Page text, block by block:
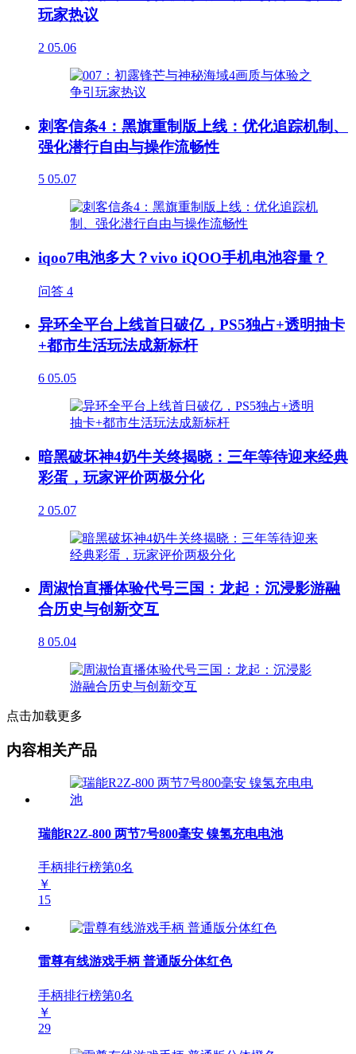
玩家热议
2 05.06
刺客信条4：黑旗重制版上线：优化追踪机制、
强化潜行自由与操作流畅性
5 05.07
iqoo7电池多大？vivo iQOO手机电池容量？
问答 4
异环全平台上线首日破亿，PS5独占+透明抽卡
+都市生活玩法成新标杆
6 05.05
暗黑破坏神4奶牛关终揭晓：三年等待迎来经典
彩蛋，玩家评价两极分化
2 05.07
周淑怡直播体验代号三国：龙起：沉浸影游融
合历史与创新交互
8 05.04
点击加载更多
内容相关产品
瑞能R2Z-800 两节7号800毫安 镍氢充电电池
手柄排行榜第0名
￥
15
雷尊有线游戏手柄 普通版分体红色
手柄排行榜第0名
￥
29